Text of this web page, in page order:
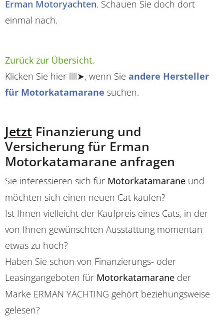
Erman Motoryachten. Schauen Sie doch dort
einmal nach.
Zurück zur Übersicht.
Klicken Sie hier llll➤, wenn Sie andere Hersteller
für Motorkatamarane suchen.
Jetzt Finanzierung und
Versicherung für Erman
Motorkatamarane anfragen
Sie interessieren sich für Motorkatamarane und
möchten sich einen neuen Cat kaufen?
Ist Ihnen vielleicht der Kaufpreis eines Cats, in der
von Ihnen gewünschten Ausstattung momentan
etwas zu hoch?
Haben Sie schon von Finanzierungs- oder
Leasingangeboten für Motorkatamarane der
Marke ERMAN YACHTING gehört beziehungsweise
gelesen?